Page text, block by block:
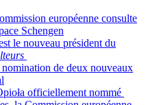
européenne consulte
Schengen
le nouveau président du
nomination de deux nouveaux
officiellement nommé